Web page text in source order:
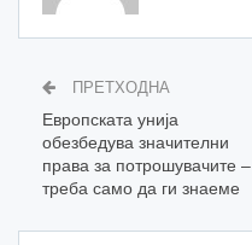
ПРЕТХОДНА
Европската унија
обезбедува значителни
права за потрошувачите –
треба само да ги знаеме